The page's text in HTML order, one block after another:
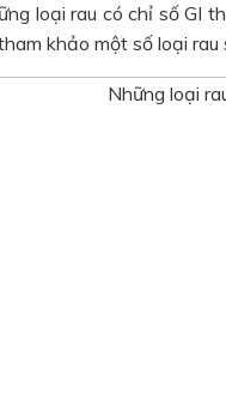
loại rau có chỉ số GI
khảo một số loại rau